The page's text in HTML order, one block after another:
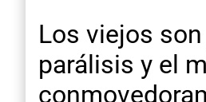
Los viejos
parálisis y el